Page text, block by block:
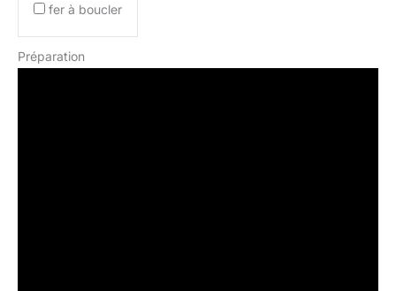
fer à boucler
Préparation